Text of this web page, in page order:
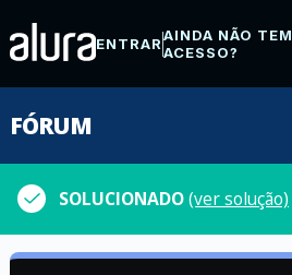
ENTRARAINDA NÃO TEM
ACESSO?
FÓRUM
SOLUCIONADO(ver solução)